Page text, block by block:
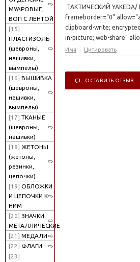
МУАРОВЫЕ,
ВОП С ЛЕНТОЙ
[15]
ПЛАСТИЗОЛЬ
(шевроны,
нашивки,
вымпелы)
[16] ВЫШИВКА
(шевроны,
нашивки,
вымпелы)
[17] ТКАНЫЕ
(шевроны,
нашивки)
[18] ЖЕТОНЫ
(жетоны,
резинки,
цепочки)
[19] ОБЛОЖКИ
И ЦЕПОЧКИ К
НИМ
[20] ЗНАЧКИ
МЕТАЛЛИЧЕСКИЕ
[21] МЕДАЛИ
[22] ФЛАГИ
[23]
ТАКТИЧЕСКИЙ
frameborder="0"
clipboard-write;
in-picture; web-share"
Имя Цитировать
ОСТАВИТЬ ОТЗЫВ